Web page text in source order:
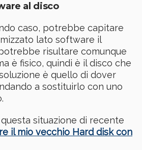
al disco
caso, potrebbe capitare
lato software il
risultare comunque
è fisico, quindi è il disco che
è quello di dover
a sostituirlo con uno
situazione di recente
il mio vecchio Hard disk con